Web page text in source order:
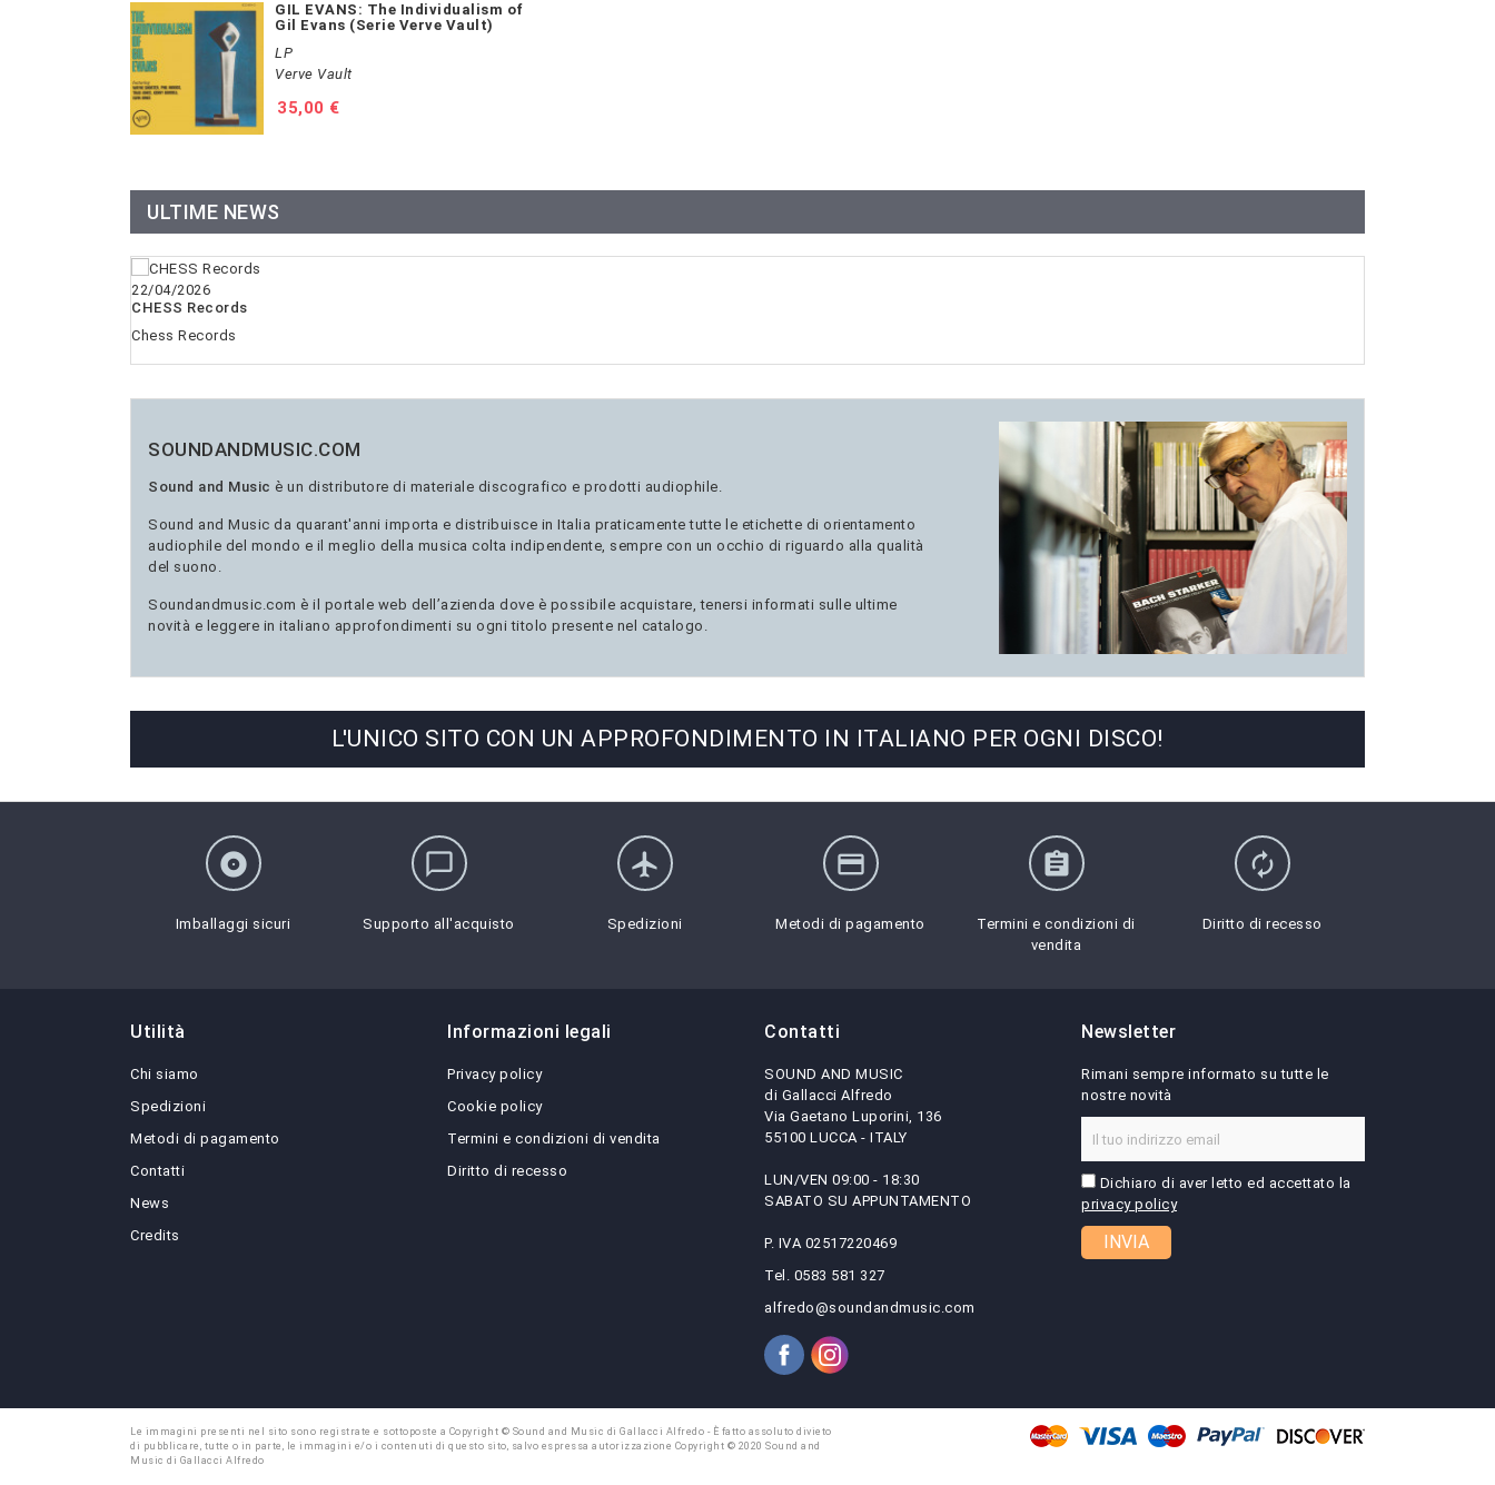
GIL EVANS: The Individualism of
Gil Evans (Serie Verve Vault)
LP
Verve Vault
Prezzo
35,00 €
ULTIME NEWS
22/04/2026
CHESS Records
Chess Records
SOUNDANDMUSIC.COM
Sound and Music è un distributore di materiale discografico e prodotti audiophile.
Sound and Music da quarant'anni importa e distribuisce in Italia praticamente tutte le etichette di orientamento
audiophile del mondo e il meglio della musica colta indipendente, sempre con un occhio di riguardo alla qualità
del suono.
Soundandmusic.com è il portale web dell’azienda dove è possibile acquistare, tenersi informati sulle ultime
novità e leggere in italiano approfondimenti su ogni titolo presente nel catalogo.
L'UNICO SITO CON UN APPROFONDIMENTO IN ITALIANO PER OGNI DISCO!
album
Imballaggi sicuri
chat_bubble_outline
Supporto all'acquisto
flight
Spedizioni
credit_card
Metodi di pagamento
assignment
Termini e condizioni di
vendita
autorenew
Diritto di recesso
Utilità
Chi siamo
Spedizioni
Metodi di pagamento
Contatti
News
Credits
Informazioni legali
Privacy policy
Cookie policy
Termini e condizioni di vendita
Diritto di recesso
Contatti
SOUND AND MUSIC
di Gallacci Alfredo
Via Gaetano Luporini, 136
55100 LUCCA - ITALY
LUN/VEN 09:00 - 18:30
SABATO SU APPUNTAMENTO
P. IVA 02517220469
Tel. 0583 581 327
alfredo@soundandmusic.com
Newsletter
Rimani sempre informato su tutte le
nostre novità
Dichiaro di aver letto ed accettato la
privacy policy
INVIA
Le immagini presenti nel sito sono registrate e sottoposte a Copyright © Sound and Music di Gallacci Alfredo - È fatto assoluto divieto
di pubblicare, tutte o in parte, le immagini e/o i contenuti di questo sito, salvo espressa autorizzazione Copyright © 2020 Sound and
Music di Gallacci Alfredo